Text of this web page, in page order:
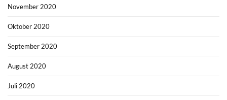
November 2020
Oktober 2020
September 2020
August 2020
Juli 2020